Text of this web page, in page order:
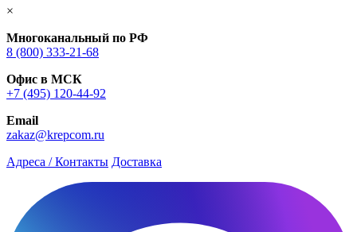
×
Многоканальный по РФ
8 (800) 333‑21-68
Офис в МСК
+7 (495) 120-44-92
Email
zakaz@krepcom.ru
Адреса / Контакты Доставка